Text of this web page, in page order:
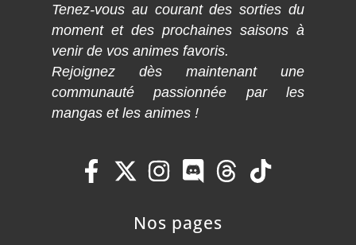
Tenez-vous au courant des sorties du
moment et des prochaines saisons à
venir de vos animes favoris.
Rejoignez dès maintenant une
communauté passionnée par les
mangas et les animes !
Nos pages